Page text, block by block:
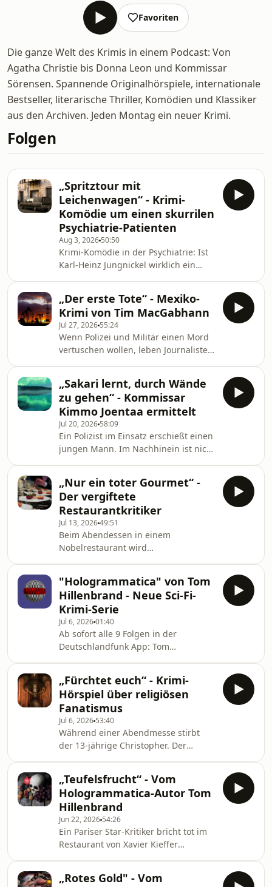
Favoriten
Die ganze Welt des Krimis in einem Podcast: Von
Agatha Christie bis Donna Leon und Kommissar
Sörensen. Spannende Originalhörspiele, internationale
Bestseller, literarische Thriller, Komödien und Klassiker
aus den Archiven. Jeden Montag ein neuer Krimi.
Folgen
„Spritztour mit
Leichenwagen“ - Krimi-
Komödie um einen skurrilen
Psychiatrie-Patienten
Aug 3, 2026 50:50
Krimi-Komödie in der Psychiatrie: Ist
Karl-Heinz Jungnickel wirklich ein
skurrile Patienten gehen der Sache
gemeinsam mit dem Neuzugang auf
den Grund. Von Holger Böhme
„Der erste Tote“ - Mexiko-
Krimi von Tim MacGabhann
Jul 27, 2026 55:24
Wenn Polizei und Militär einen Mord
vertuschen wollen, leben Journalisten
Reporter Andrew zurück nach Mexiko.
Er sucht die Wahrheit hinter einem
System der Einschüchterung. Nach
dem Roman von Tim MacGabhann
www.deutschlandfunkkultur.de,
Kriminalhörspiel
„Sakari lernt, durch Wände
zu gehen“ - Kommissar
Kimmo Joentaa ermittelt
Jul 20, 2026 58:09
Ein Polizist im Einsatz erschießt einen
jungen Mann. Im Nachhinein ist nicht
Suche nach Antworten entdecken er
und sein Kollege Kimmo Joentaa eine
Familientragödie. Nach dem
gleichnamigen Roman von Jan Costin
Wagner
www.deutschlandfunkkultur.de,
Kriminalhörspiel
„Nur ein toter Gourmet“ -
Der vergiftete
Restaurantkritiker
Jul 13, 202649:51
Beim Abendessen in einem
Nobelrestaurant wird
hatte er sich überall Feinde gemacht
– mit einer Ausnahme. Ein
kulinarischer Krimi von Robert Brack.
Von Robert Brack
"Hologrammatica" von Tom
Hillenbrand - Neue Sci-Fi-
Krimi-Serie
Jul 6, 202601:40
Ab sofort alle 9 Folgen in der
Deutschlandfunk App: Tom
Gesellschaft am Ende des 21.
Jahrhunderts. Wenn KI die Welt retten
kann – geben wir die Kontrolle ab?
www.deutschlandfunkkultur.de,
Kriminalhörspiel
„Fürchtet euch“ - Krimi-
Hörspiel über religiösen
Fanatismus
Jul 6, 2026 53:40
Während einer Abendmesse stirbt
der 13-jährige Christopher. Der
Augenzeugen: Christophers Bruder
Jess hat die Geschehnisse in der
Kirche und im Elternhaus beobachtet.
Nach dem Roman von Wiley Cash
www.deutschlandfunkkultur.de,
Kriminalhörspiel
„Teufelsfrucht“ - Vom
Hologrammatica-Autor Tom
Hillenbrand
Jun 22, 2026 54:26
Ein Pariser Star-Kritiker bricht tot im
Restaurant von Xavier Kieffer
Spurensuche und verstrickt sich in
„Rotes Gold" - Vom